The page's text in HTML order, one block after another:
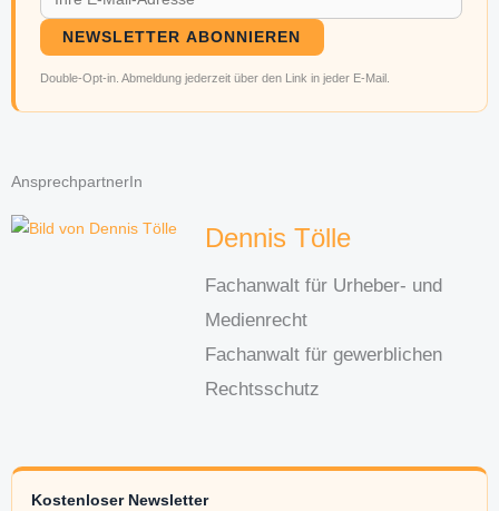
NEWSLETTER ABONNIEREN
Double-Opt-in. Abmeldung jederzeit über den Link in jeder E-Mail.
AnsprechpartnerIn
Dennis Tölle
Fachanwalt für Urheber- und
Medienrecht
Fachanwalt für gewerblichen
Rechtsschutz
Kostenloser Newsletter